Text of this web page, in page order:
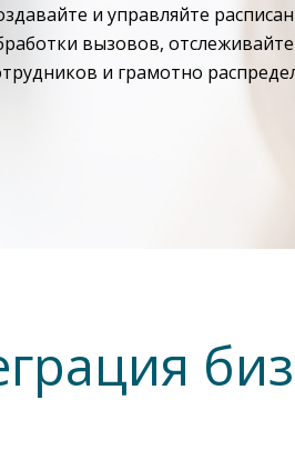
и управляйте
вызовов,
и грамотно